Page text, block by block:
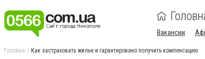
Вакансии
Головна Как застраховать жилье и гарантировано получить компенсацию